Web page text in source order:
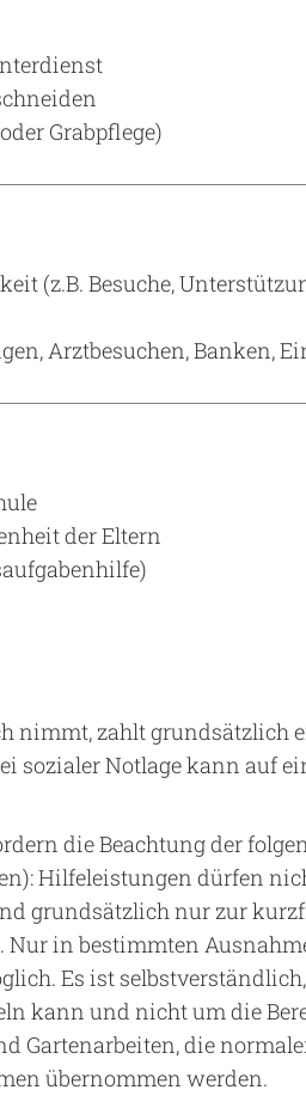
Grabpflege)
(z.B. Besuche,
Arztbesuchen, Banken,
der Eltern
nimmt, zahlt grundsätzlich
sozialer Notlage kann auf
die Beachtung der
Hilfeleistungen dürfen
grundsätzlich nur zur
Nur in bestimmten
Es ist
kann und nicht um die
Gartenarbeiten, die
übernommen werden.